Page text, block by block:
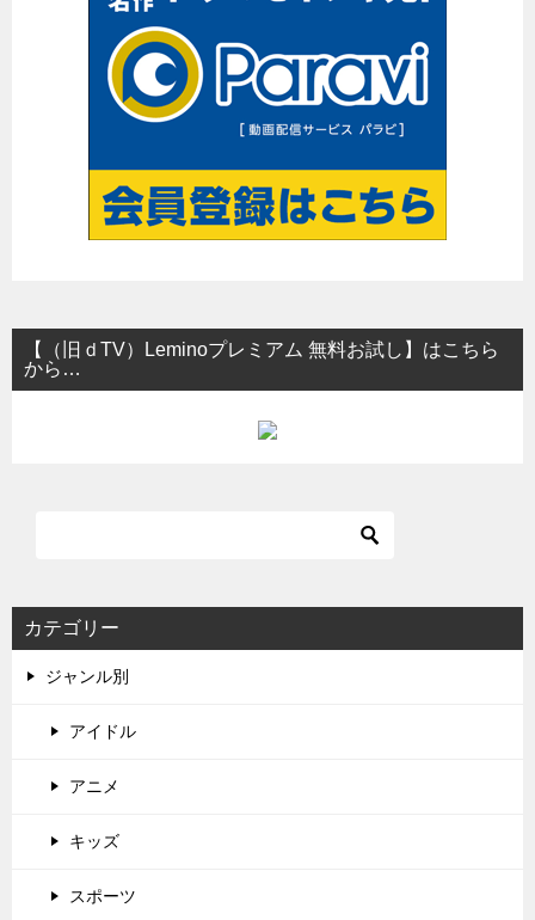
【（旧ｄTV）Leminoプレミアム 無料お試し】はこちら
から…
カテゴリー
ジャンル別
アイドル
アニメ
キッズ
スポーツ